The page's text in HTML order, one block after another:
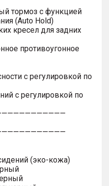
тормоз с функцией
(Auto Hold)
кресел для задних
противоугонное
с регулировкой по
с регулировкой по
(эко-кожа)